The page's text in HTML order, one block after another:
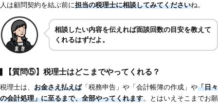
人は顧問契約を結ぶ前に担当の税理士に相談してみてくださいね。
相談したい内容を伝えれば面談回数の目安を教えて
くれるはずだよ。
【質問⑤】税理士はどこまでやってくれる？
税理士は、 お金さえ払えば「税務申告」や「会計帳簿の作成」や「日々
の会計処理」に至るまで、全部やってくれます。とはいえそこまでお願